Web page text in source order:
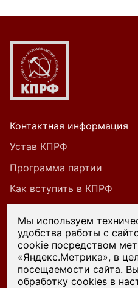
Контактная информация
Устав КПРФ
Программа партии
Как вступить в КПРФ
При цитировании или
материалов,
сайта kprf45.ru, ссылка
Мы используем
удобства работы с
cookie посредством
«Яндекс.Метрика», в
посещаемости сайта.
обработку cookies в